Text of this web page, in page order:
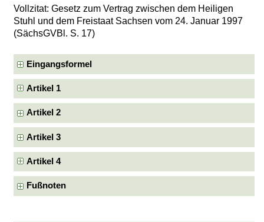
Vollzitat: Gesetz zum Vertrag zwischen dem Heiligen
Stuhl und dem Freistaat Sachsen vom 24. Januar 1997
(SächsGVBl. S. 17)
Eingangsformel
Artikel 1
Artikel 2
Artikel 3
Artikel 4
Fußnoten